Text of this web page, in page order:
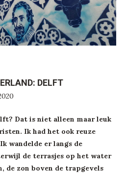
DELFT
Dat is niet alleen maar leuk
Ik had het ook reuze
wandelde er langs de
de terrasjes op het water
de zon boven de trapgevels